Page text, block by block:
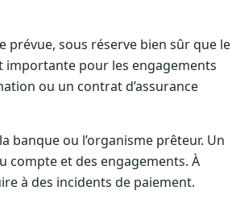
prévue, sous réserve bien sûr que le
pour les engagements
ou un contrat d’assurance
banque ou l’organisme prêteur. Un
et des engagements. À
à des incidents de paiement.